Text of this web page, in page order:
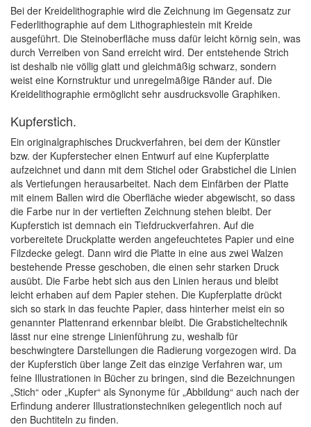
Bei der Kreidelithographie wird die Zeichnung im Gegensatz zur
Federlithographie auf dem Lithographiestein mit Kreide
ausgeführt. Die Steinoberfläche muss dafür leicht körnig sein, was
durch Verreiben von Sand erreicht wird. Der entstehende Strich
ist deshalb nie völlig glatt und gleichmäßig schwarz, sondern
weist eine Kornstruktur und unregelmäßige Ränder auf. Die
Kreidelithographie ermöglicht sehr ausdrucksvolle Graphiken.
Kupferstich.
Ein originalgraphisches Druckverfahren, bei dem der Künstler
bzw. der Kupferstecher einen Entwurf auf eine Kupferplatte
aufzeichnet und dann mit dem Stichel oder Grabstichel die Linien
als Vertiefungen herausarbeitet. Nach dem Einfärben der Platte
mit einem Ballen wird die Oberfläche wieder abgewischt, so dass
die Farbe nur in der vertieften Zeichnung stehen bleibt. Der
Kupferstich ist demnach ein Tiefdruckverfahren. Auf die
vorbereitete Druckplatte werden angefeuchtetes Papier und eine
Filzdecke gelegt. Dann wird die Platte in eine aus zwei Walzen
bestehende Presse geschoben, die einen sehr starken Druck
ausübt. Die Farbe hebt sich aus den Linien heraus und bleibt
leicht erhaben auf dem Papier stehen. Die Kupferplatte drückt
sich so stark in das feuchte Papier, dass hinterher meist ein so
genannter Plattenrand erkennbar bleibt. Die Grabsticheltechnik
lässt nur eine strenge Linienführung zu, weshalb für
beschwingtere Darstellungen die Radierung vorgezogen wird. Da
der Kupferstich über lange Zeit das einzige Verfahren war, um
feine Illustrationen in Bücher zu bringen, sind die Bezeichnungen
„Stich“ oder „Kupfer“ als Synonyme für „Abbildung“ auch nach der
Erfindung anderer Illustrationstechniken gelegentlich noch auf
den Buchtiteln zu finden.